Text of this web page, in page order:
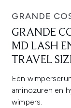
GRANDE
GRANDE
MD LASH
TRAVEL
Een
aminozuren en
wimpers.